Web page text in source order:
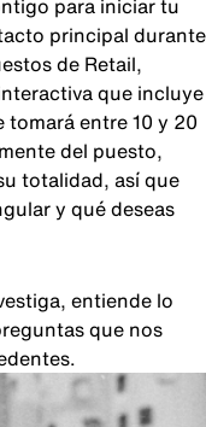
para iniciar tu
principal durante
de Retail,
que incluye
entre 10 y 20
del puesto,
totalidad, así que
y qué deseas
entiende lo
que nos